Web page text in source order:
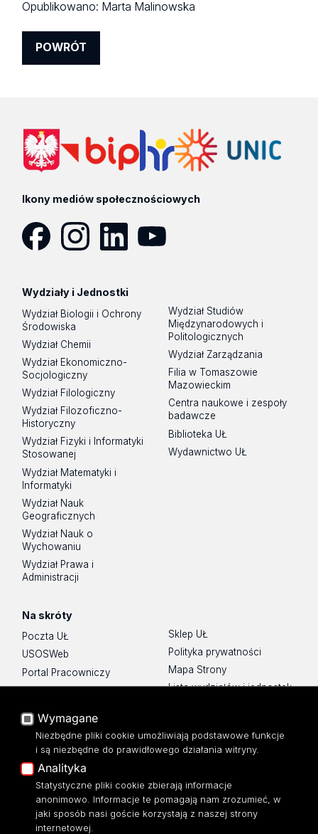
Opublikowano: Marta Malinowska
POWRÓT
Ikony mediów społecznościowych
Wydziały i Jednostki
Wydział Biologii i Ochrony
Środowiska
Wydział Chemii
Wydział Ekonomiczno-
Socjologiczny
Wydział Filologiczny
Wydział Filozoficzno-
Historyczny
Wydział Fizyki i Informatyki
Stosowanej
Wydział Matematyki i
Informatyki
Wydział Nauk
Geograficznych
Wydział Nauk o
Wychowaniu
Wydział Prawa i
Administracji
Wydział Studiów
Międzynarodowych i
Politologicznych
Wydział Zarządzania
Filia w Tomaszowie
Mazowieckim
Centra naukowe i zespoły
badawcze
Biblioteka UŁ
Wydawnictwo UŁ
Na skróty
Poczta UŁ
USOSWeb
Portal Pracowniczy
Baza Aktów Własnych
Moodle
Eksperci UŁ
Polityka Prywatności
Dostępność
Sklep UŁ
Polityka prywatności
Mapa Strony
Lista wydziałów i jednostek
Wymagane
Niezbędne pliki cookie umożliwiają podstawowe funkcje
i są niezbędne do prawidłowego działania witryny.
Analityka
Statystyczne pliki cookie zbierają informacje
anonimowo. Informacje te pomagają nam zrozumieć, w
jaki sposób nasi goście korzystają z naszej strony
internetowej.